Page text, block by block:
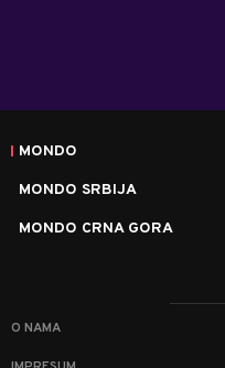
MONDO
MONDO SRBIJA
MONDO CRNA GORA
O NAMA